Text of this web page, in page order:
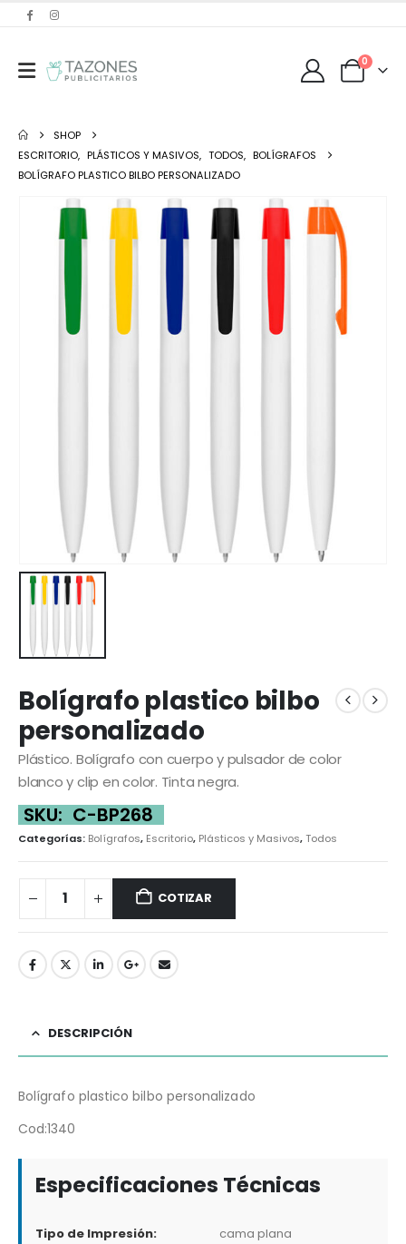
0
SHOP
ESCRITORIO, PLÁSTICOS Y MASIVOS, TODOS, BOLÍGRAFOS
BOLÍGRAFO PLASTICO BILBO PERSONALIZADO
Bolígrafo plastico bilbo
personalizado
Plástico. Bolígrafo con cuerpo y pulsador de color
blanco y clip en color. Tinta negra.
SKU: C-BP268
Categorías: Bolígrafos, Escritorio, Plásticos y Masivos,Todos
COTIZAR
DESCRIPCIÓN
Bolígrafo plastico bilbo personalizado
Cod:1340
Especificaciones Técnicas
Tipo de Impresión: cama plana